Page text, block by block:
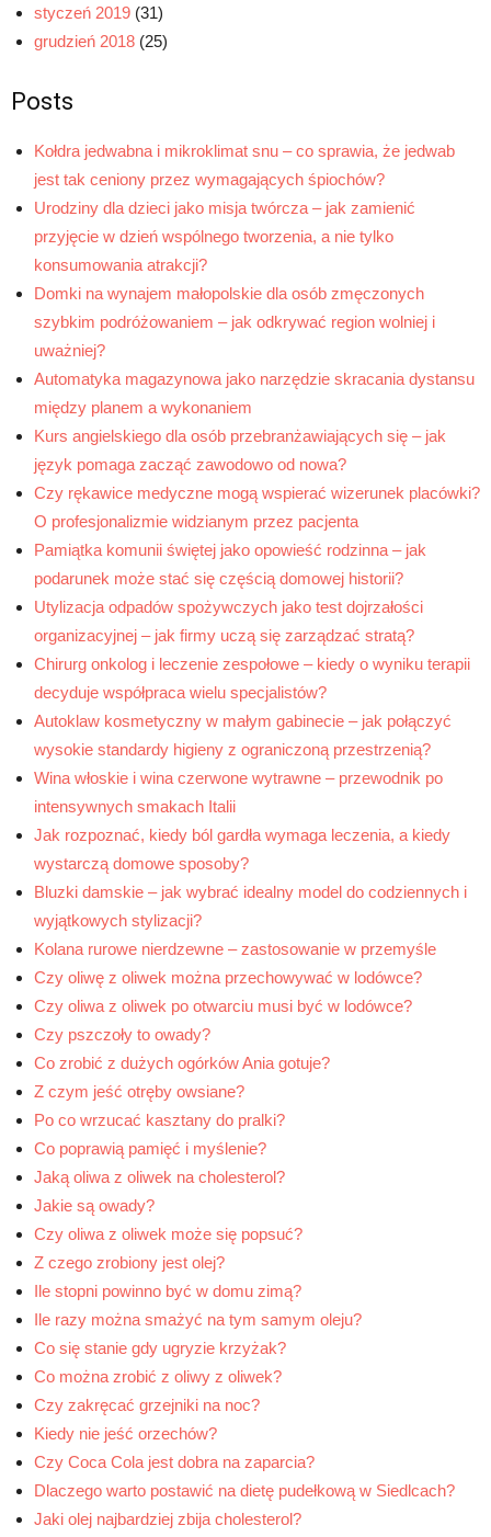
styczeń 2019 (31)
grudzień 2018 (25)
Posts
Kołdra jedwabna i mikroklimat snu – co sprawia, że jedwab
jest tak ceniony przez wymagających śpiochów?
Urodziny dla dzieci jako misja twórcza – jak zamienić
przyjęcie w dzień wspólnego tworzenia, a nie tylko
konsumowania atrakcji?
Domki na wynajem małopolskie dla osób zmęczonych
szybkim podróżowaniem – jak odkrywać region wolniej i
uważniej?
Automatyka magazynowa jako narzędzie skracania dystansu
między planem a wykonaniem
Kurs angielskiego dla osób przebranżawiających się – jak
język pomaga zacząć zawodowo od nowa?
Czy rękawice medyczne mogą wspierać wizerunek placówki?
O profesjonalizmie widzianym przez pacjenta
Pamiątka komunii świętej jako opowieść rodzinna – jak
podarunek może stać się częścią domowej historii?
Utylizacja odpadów spożywczych jako test dojrzałości
organizacyjnej – jak firmy uczą się zarządzać stratą?
Chirurg onkolog i leczenie zespołowe – kiedy o wyniku terapii
decyduje współpraca wielu specjalistów?
Autoklaw kosmetyczny w małym gabinecie – jak połączyć
wysokie standardy higieny z ograniczoną przestrzenią?
Wina włoskie i wina czerwone wytrawne – przewodnik po
intensywnych smakach Italii
Jak rozpoznać, kiedy ból gardła wymaga leczenia, a kiedy
wystarczą domowe sposoby?
Bluzki damskie – jak wybrać idealny model do codziennych i
wyjątkowych stylizacji?
Kolana rurowe nierdzewne – zastosowanie w przemyśle
Czy oliwę z oliwek można przechowywać w lodówce?
Czy oliwa z oliwek po otwarciu musi być w lodówce?
Czy pszczoły to owady?
Co zrobić z dużych ogórków Ania gotuje?
Z czym jeść otręby owsiane?
Po co wrzucać kasztany do pralki?
Co poprawią pamięć i myślenie?
Jaką oliwa z oliwek na cholesterol?
Jakie są owady?
Czy oliwa z oliwek może się popsuć?
Z czego zrobiony jest olej?
Ile stopni powinno być w domu zimą?
Ile razy można smażyć na tym samym oleju?
Co się stanie gdy ugryzie krzyżak?
Co można zrobić z oliwy z oliwek?
Czy zakręcać grzejniki na noc?
Kiedy nie jeść orzechów?
Czy Coca Cola jest dobra na zaparcia?
Dlaczego warto postawić na dietę pudełkową w Siedlcach?
Jaki olej najbardziej zbija cholesterol?